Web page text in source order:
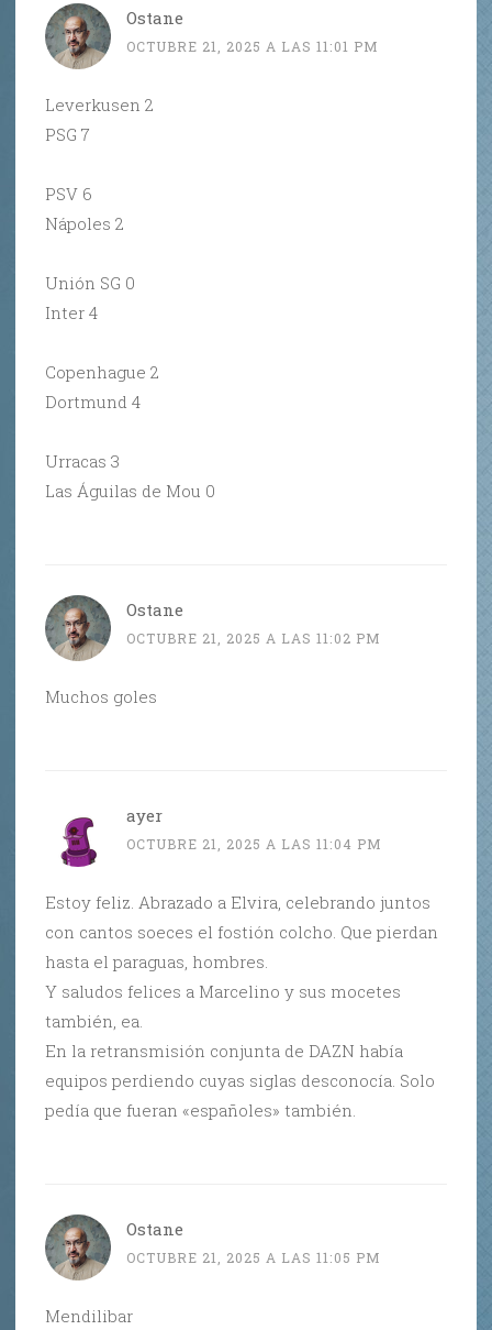
Ostane
OCTUBRE 21, 2025 A LAS 11:01 PM
Leverkusen 2
PSG 7
PSV 6
Nápoles 2
Unión SG 0
Inter 4
Copenhague 2
Dortmund 4
Urracas 3
Las Águilas de Mou 0
Ostane
OCTUBRE 21, 2025 A LAS 11:02 PM
Muchos goles
ayer
OCTUBRE 21, 2025 A LAS 11:04 PM
Estoy feliz. Abrazado a Elvira, celebrando juntos
con cantos soeces el fostión colcho. Que pierdan
hasta el paraguas, hombres.
Y saludos felices a Marcelino y sus mocetes
también, ea.
En la retransmisión conjunta de DAZN había
equipos perdiendo cuyas siglas desconocía. Solo
pedía que fueran «españoles» también.
Ostane
OCTUBRE 21, 2025 A LAS 11:05 PM
Mendilibar